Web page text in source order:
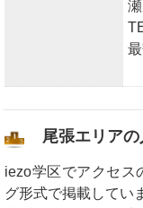
尾張エリア
iezo学区でアクセス
グ形式で掲載してい